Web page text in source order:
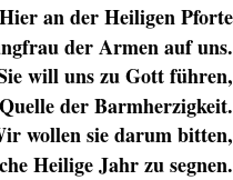
Hier an der Heiligen Pforte
der Armen auf uns.
will uns zu Gott führen,
der Barmherzigkeit.
wollen sie darum bitten,
Heilige Jahr zu segnen.